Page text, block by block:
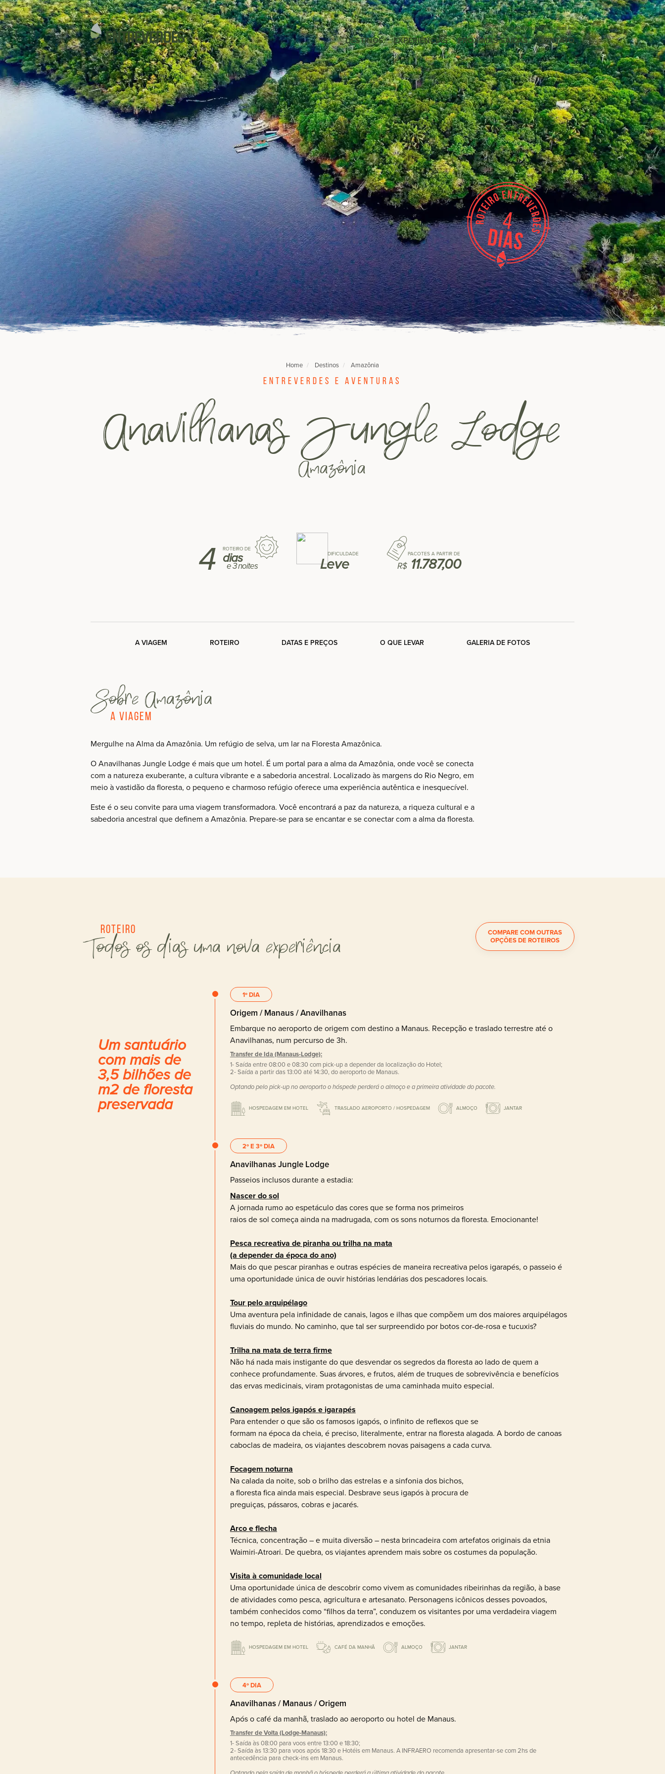
viaje@entreverdes.com.br
DESTINOS EXPERIÊNCIAS PRÓXIMAS SAÍDAS CONTATO
4
Home Destinos Amazônia
Entreverdes e aventuras
Anavilhanas Jungle Lodge
Amazônia
ROTEIRO DE
4 dias
e3 noites
DIFICULDADE
Leve
PACOTES A PARTIR DE
R$ 11.787,00
A VIAGEM ROTEIRO DATAS E PREÇOS O QUE LEVAR GALERIA DE FOTOS
Sobre Amazônia
A Viagem
Mergulhe na Alma da Amazônia. Um refúgio de selva, um lar na Floresta Amazônica.
O Anavilhanas Jungle Lodge é mais que um hotel. É um portal para a alma da Amazônia, onde você se conecta
com a natureza exuberante, a cultura vibrante e a sabedoria ancestral. Localizado às margens do Rio Negro, em
meio à vastidão da floresta, o pequeno e charmoso refúgio oferece uma experiência autêntica e inesquecível.
Este é o seu convite para uma viagem transformadora. Você encontrará a paz da natureza, a riqueza cultural e a
sabedoria ancestral que definem a Amazônia. Prepare-se para se encantar e se conectar com a alma da floresta.
Roteiro
Todos os dias uma nova experiência
COMPARE COM OUTRAS
OPÇÕES DE ROTEIROS
Um santuário
com mais de
3,5 bilhões de
m2 de floresta
preservada
1º DIA
Origem / Manaus / Anavilhanas
Embarque no aeroporto de origem com destino a Manaus. Recepção e traslado terrestre até o
Anavilhanas, num percurso de 3h.
Transfer de Ida (Manaus-Lodge):
1- Saída entre 08:00 e 08:30 com pick-up a depender da localização do Hotel;
2- Saída a partir das 13:00 até 14:30, do aeroporto de Manaus.
Optando pelo pick-up no aeroporto o hóspede perderá o almoço e a primeira atividade do pacote.
HOSPEDAGEM EM HOTEL TRASLADO AEROPORTO / HOSPEDAGEM ALMOÇO JANTAR
2º E 3º DIA
Anavilhanas Jungle Lodge
Passeios inclusos durante a estadia:
Nascer do sol
A jornada rumo ao espetáculo das cores que se forma nos primeiros
raios de sol começa ainda na madrugada, com os sons noturnos da floresta. Emocionante!
Pesca recreativa de piranha ou trilha na mata
(a depender da época do ano)
Mais do que pescar piranhas e outras espécies de maneira recreativa pelos igarapés, o passeio é
uma oportunidade única de ouvir histórias lendárias dos pescadores locais.
Tour pelo arquipélago
Uma aventura pela infinidade de canais, lagos e ilhas que compõem um dos maiores arquipélagos
fluviais do mundo. No caminho, que tal ser surpreendido por botos cor-de-rosa e tucuxis?
Trilha na mata de terra firme
Não há nada mais instigante do que desvendar os segredos da floresta ao lado de quem a
conhece profundamente. Suas árvores, e frutos, além de truques de sobrevivência e benefícios
das ervas medicinais, viram protagonistas de uma caminhada muito especial.
Canoagem pelos igapós e igarapés
Para entender o que são os famosos igapós, o infinito de reflexos que se
formam na época da cheia, é preciso, literalmente, entrar na floresta alagada. A bordo de canoas
caboclas de madeira, os viajantes descobrem novas paisagens a cada curva.
Focagem noturna
Na calada da noite, sob o brilho das estrelas e a sinfonia dos bichos,
a floresta fica ainda mais especial. Desbrave seus igapós à procura de
preguiças, pássaros, cobras e jacarés.
Arco e flecha
Técnica, concentração – e muita diversão – nesta brincadeira com artefatos originais da etnia
Waimiri-Atroari. De quebra, os viajantes aprendem mais sobre os costumes da população.
Visita à comunidade local
Uma oportunidade única de descobrir como vivem as comunidades ribeirinhas da região, à base
de atividades como pesca, agricultura e artesanato. Personagens icônicos desses povoados,
também conhecidos como “filhos da terra”, conduzem os visitantes por uma verdadeira viagem
no tempo, repleta de histórias, aprendizados e emoções.
HOSPEDAGEM EM HOTEL CAFÉ DA MANHÃ ALMOÇO JANTAR
4º DIA
Anavilhanas / Manaus / Origem
Após o café da manhã, traslado ao aeroporto ou hotel de Manaus.
Transfer de Volta (Lodge-Manaus):
1- Saída às 08:00 para voos entre 13:00 e 18:30;
2- Saída às 13:30 para voos após 18:30 e Hotéis em Manaus. A INFRAERO recomenda apresentar-se com 2hs de
antecedência para check-ins em Manaus.